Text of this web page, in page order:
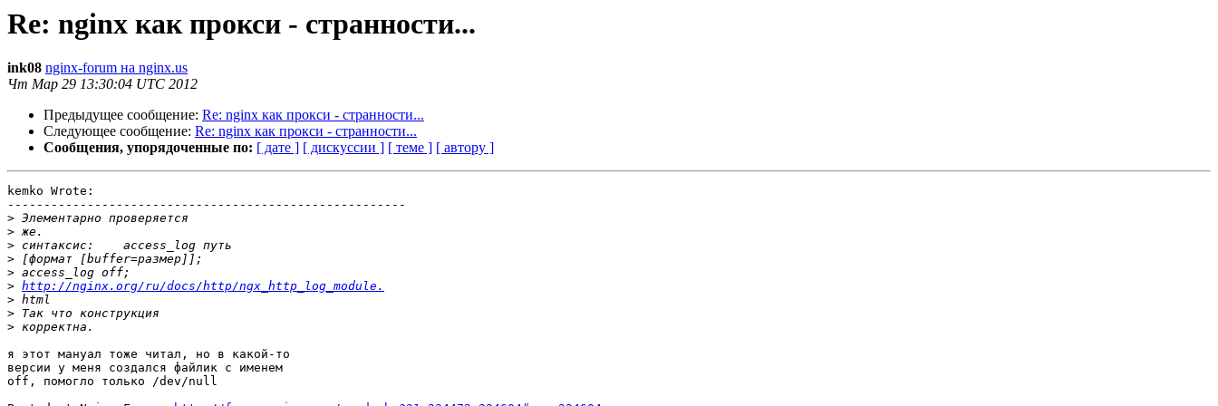
Re: nginx как прокси - странности...
ink08 nginx-forum на nginx.us
Чт Мар 29 13:30:04 UTC 2012
Предыдущее сообщение: Re: nginx как прокси - странности...
Следующее сообщение: Re: nginx как прокси - странности...
Сообщения, упорядоченные по: [ дате ] [ дискуссии ] [ теме ] [ автору ]
kemko Wrote:
-------------------------------------------------------
>
>
>
>
>
> http://nginx.org/ru/docs/http/ngx_http_log_module.
>
>
>
я этот мануал тоже читал, но в какой-то
версии у меня создался файлик с именем
off, помогло только /dev/null